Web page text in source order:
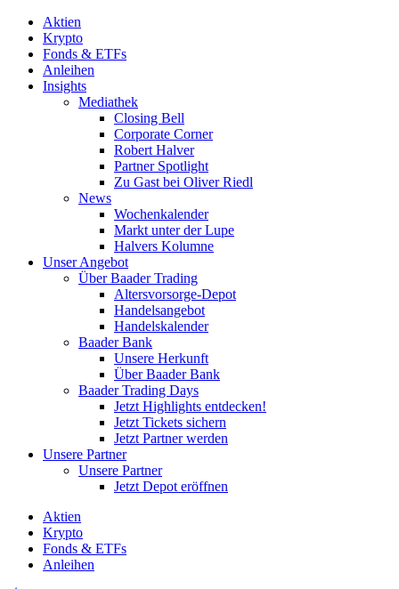
Aktien
Krypto
Fonds & ETFs
Anleihen
Insights
Mediathek
Closing Bell
Corporate Corner
Robert Halver
Partner Spotlight
Zu Gast bei Oliver Riedl
News
Wochenkalender
Markt unter der Lupe
Halvers Kolumne
Unser Angebot
Über Baader Trading
Altersvorsorge-Depot
Handelsangebot
Handelskalender
Baader Bank
Unsere Herkunft
Über Baader Bank
Baader Trading Days
Jetzt Highlights entdecken!
Jetzt Tickets sichern
Jetzt Partner werden
Unsere Partner
Unsere Partner
Jetzt Depot eröffnen
Aktien
Krypto
Fonds & ETFs
Anleihen